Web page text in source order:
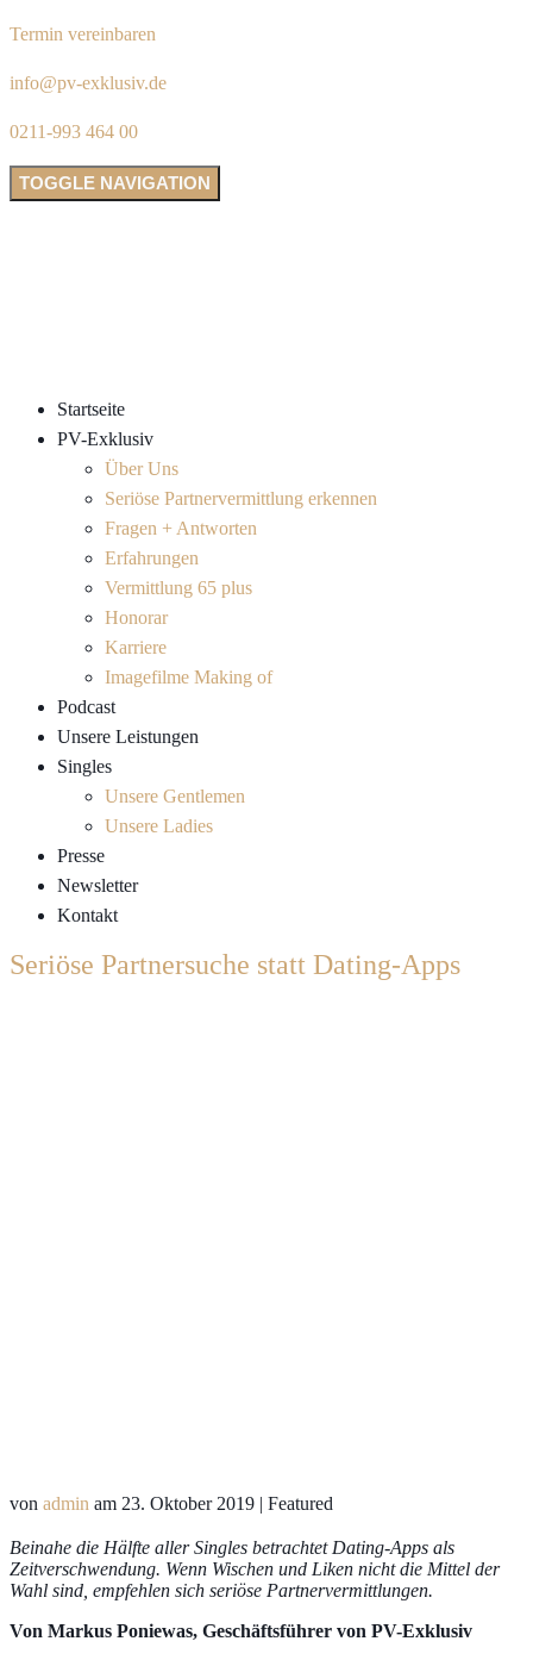
Termin vereinbaren
info@pv-exklusiv.de
0211-993 464 00
TOGGLE NAVIGATION
Startseite
PV-Exklusiv
Über Uns
Seriöse Partnervermittlung erkennen
Fragen + Antworten
Erfahrungen
Vermittlung 65 plus
Honorar
Karriere
Imagefilme Making of
Podcast
Unsere Leistungen
Singles
Unsere Gentlemen
Unsere Ladies
Presse
Newsletter
Kontakt
Seriöse Partnersuche statt Dating-Apps
von admin am 23. Oktober 2019 | Featured
Beinahe die Hälfte aller Singles betrachtet Dating-Apps als
Zeitverschwendung. Wenn Wischen und Liken nicht die Mittel der
Wahl sind, empfehlen sich seriöse Partnervermittlungen.
Von Markus Poniewas, Geschäftsführer von PV-Exklusiv